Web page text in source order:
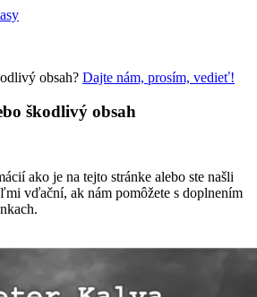
obsah? Dajte nám, prosím, vedieť!
škodlivý obsah
ako je na tejto stránke alebo ste našli
vďační, ak nám pomôžete s doplnením